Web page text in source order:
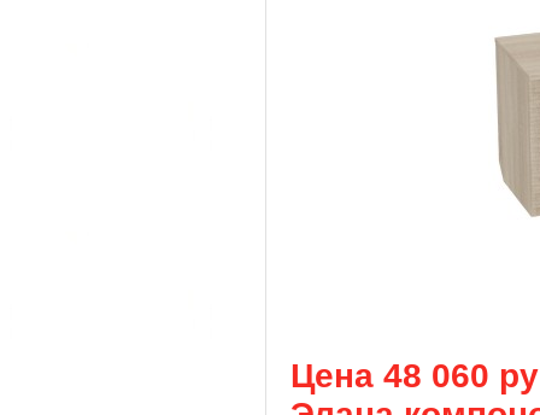
Цена 48 060